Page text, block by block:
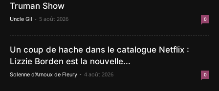
Truman Show
Uncle Gil - 5 août 2026 0
Un coup de hache dans le catalogue Netflix :
Lizzie Borden est la nouvelle...
Solenne d'Arnoux de Fleury - 4 août 2026 0